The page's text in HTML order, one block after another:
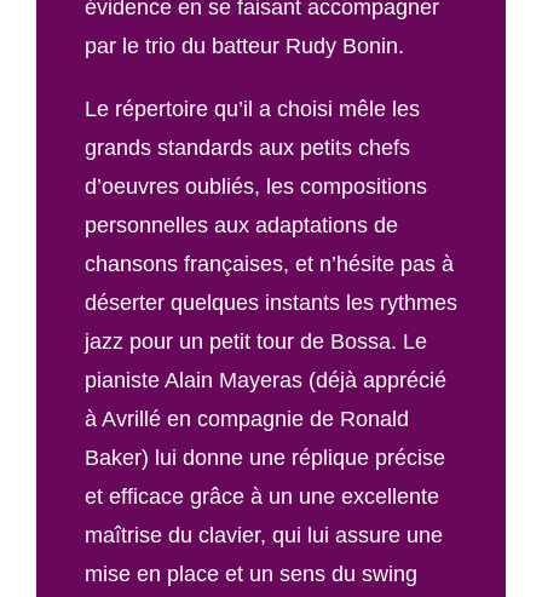
évidence en se faisant accompagner
par le trio du batteur Rudy Bonin.
Le répertoire qu’il a choisi mêle les
grands standards aux petits chefs
d’oeuvres oubliés, les compositions
personnelles aux adaptations de
chansons françaises, et n’hésite pas à
déserter quelques instants les rythmes
jazz pour un petit tour de Bossa. Le
pianiste Alain Mayeras (déjà apprécié
à Avrillé en compagnie de Ronald
Baker) lui donne une réplique précise
et efficace grâce à un une excellente
maîtrise du clavier, qui lui assure une
mise en place et un sens du swing